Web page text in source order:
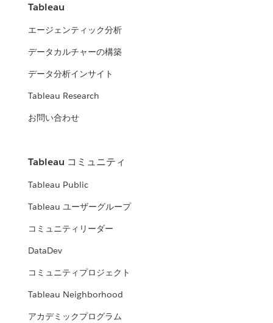
Tableau
エージェンティック分析
データカルチャーの構築
データ分析インサイト
Tableau Research
お問い合わせ
Tableau コミュニティ
Tableau Public
Tableau ユーザーグループ
コミュニティリーダー
DataDev
コミュニティプロジェクト
Tableau Neighborhood
アカデミックプログラム